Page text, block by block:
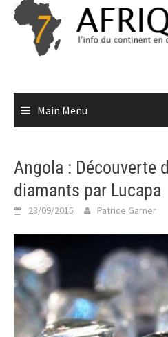
Skip
content
Main Menu
Angola : Découverte
diamants par Lucapa
23/09/2015 Patrice Garner